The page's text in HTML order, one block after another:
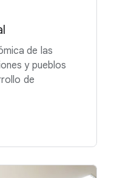
de las
y pueblos
de